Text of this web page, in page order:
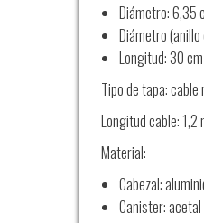
Diámetro: 6,35
Diámetro
Longitud: 30 cm
Tipo de tapa: cable
Longitud cable: 1,2
Material:
Cabezal:
Canister: acetal